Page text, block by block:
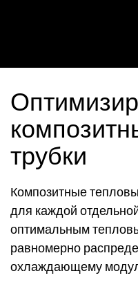
трубки
Композитные
для каждой
оптимальным
равномерно
охлаждающему